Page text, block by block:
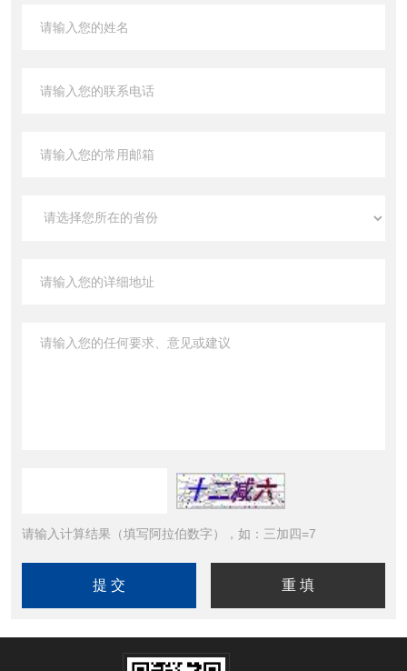
请输入计算结果（填写阿拉伯数字），如：三加四=7